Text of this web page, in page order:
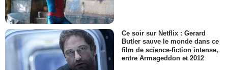
Ce soir sur Netflix : Gerard
Butler sauve le monde dans ce
film de science-fiction intense,
entre Armageddon et 2012